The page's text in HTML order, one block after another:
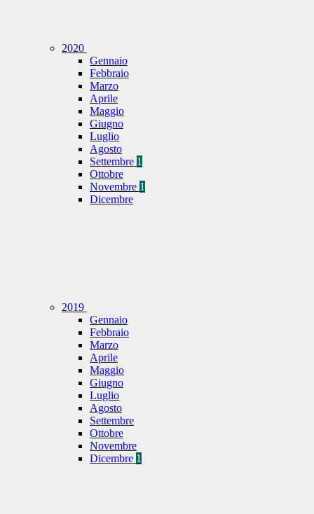
2020
Gennaio
Febbraio
Marzo
Aprile
Maggio
Giugno
Luglio
Agosto
Settembre 1
Ottobre
Novembre 1
Dicembre
2019
Gennaio
Febbraio
Marzo
Aprile
Maggio
Giugno
Luglio
Agosto
Settembre
Ottobre
Novembre
Dicembre 1